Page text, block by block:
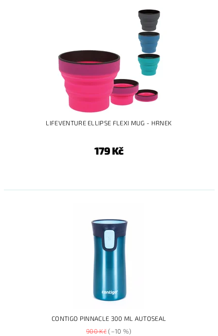
LIFEVENTURE ELLIPSE FLEXI MUG - HRNEK
179 Kč
CONTIGO PINNACLE 300 ML AUTOSEAL
900 Kč(–10 %)